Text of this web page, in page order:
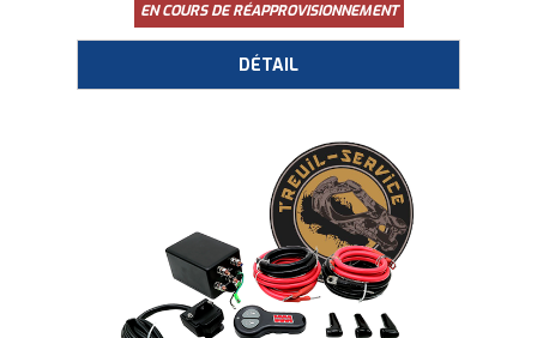
EN COURS DE RÉAPPROVISIONNEMENT